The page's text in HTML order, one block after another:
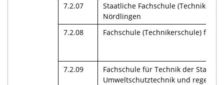
7.2.07
Staatliche Fachschule
Nördlingen
7.2.08
Fachschule (Technikerschule) für
7.2.09
Fachschule für Technik der Stadt
Umweltschutztechnik und